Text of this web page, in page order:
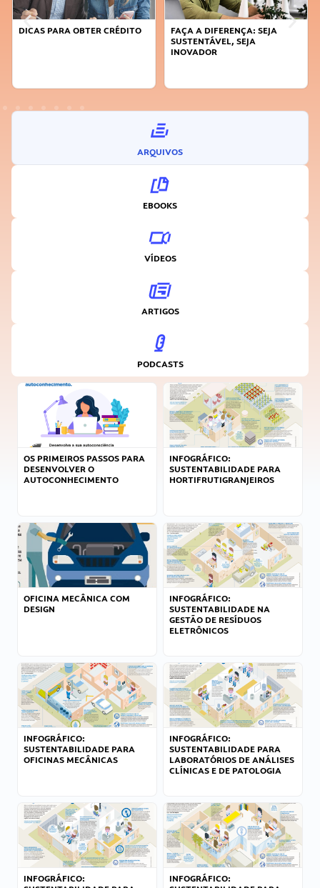
DICAS PARA OBTER CRÉDITO
FAÇA A DIFERENÇA: SEJA
SUSTENTÁVEL, SEJA
INOVADOR
ARQUIVOS
EBOOKS
VÍDEOS
ARTIGOS
PODCASTS
OS PRIMEIROS PASSOS PARA
DESENVOLVER O
AUTOCONHECIMENTO
INFOGRÁFICO:
SUSTENTABILIDADE PARA
HORTIFRUTIGRANJEIROS
OFICINA MECÂNICA COM
DESIGN
INFOGRÁFICO:
SUSTENTABILIDADE NA
GESTÃO DE RESÍDUOS
ELETRÔNICOS
INFOGRÁFICO:
SUSTENTABILIDADE PARA
OFICINAS MECÂNICAS
INFOGRÁFICO:
SUSTENTABILIDADE PARA
LABORATÓRIOS DE ANÁLISES
CLÍNICAS E DE PATOLOGIA
INFOGRÁFICO:
INFOGRÁFICO: